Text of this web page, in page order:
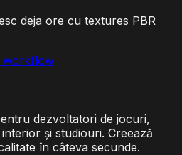
deja ore cu textures PBR
workflow
dezvoltatori de jocuri,
și studiouri. Creează
în câteva secunde.